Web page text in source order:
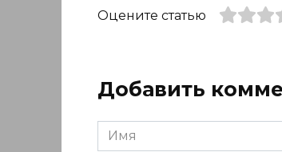
Оцените статью
Добавить
Имя
*